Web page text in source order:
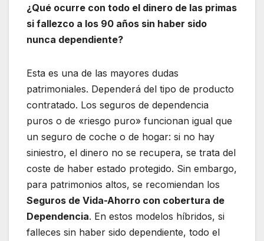
¿Qué ocurre con todo el dinero de las primas
si fallezco a los 90 años sin haber sido
nunca dependiente?
Esta es una de las mayores dudas
patrimoniales. Dependerá del tipo de producto
contratado. Los seguros de dependencia
puros o de «riesgo puro» funcionan igual que
un seguro de coche o de hogar: si no hay
siniestro, el dinero no se recupera, se trata del
coste de haber estado protegido. Sin embargo,
para patrimonios altos, se recomiendan los
Seguros de Vida-Ahorro con cobertura de
Dependencia. En estos modelos híbridos, si
falleces sin haber sido dependiente, todo el